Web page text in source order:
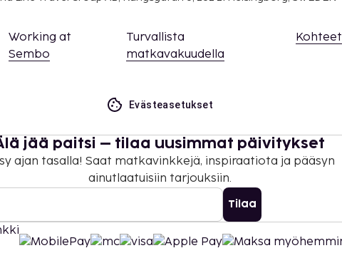
Working at
Sembo
Turvallista
matkavakuudella
Kohteet
Evästeasetukset
jää paitsi – tilaa uusimmat päivitykset
ajan tasalla! Saat matkavinkkejä, inspiraatiota ja pääsyn
ainutlaatuisiin tarjouksiin.
Tilaa